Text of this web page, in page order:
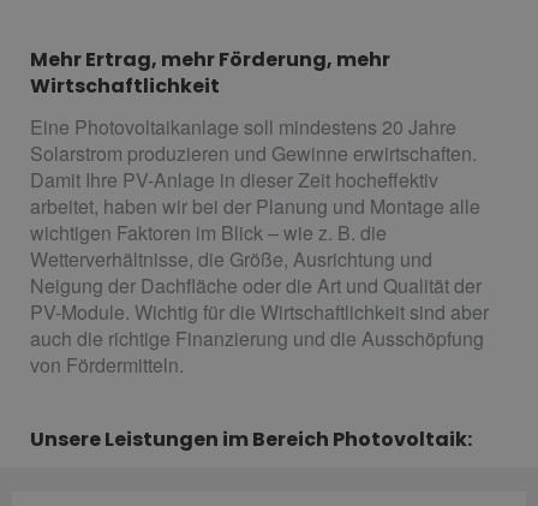
Mehr Ertrag, mehr Förderung, mehr
Wirtschaftlichkeit
Eine Photovoltaikanlage soll mindestens 20 Jahre
Solarstrom produzieren und Gewinne erwirtschaften.
Damit Ihre PV-Anlage in dieser Zeit hocheffektiv
arbeitet, haben wir bei der Planung und Montage alle
wichtigen Faktoren im Blick – wie z. B. die
Wetterverhältnisse, die Größe, Ausrichtung und
Neigung der Dachfläche oder die Art und Qualität der
PV-Module. Wichtig für die Wirtschaftlichkeit sind aber
auch die richtige Finanzierung und die Ausschöpfung
von Fördermitteln.
Unsere Leistungen im Bereich Photovoltaik: